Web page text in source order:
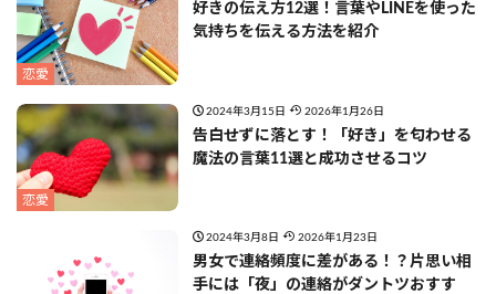
恋愛
好きの伝え方12選！言葉やLINEを使った
気持ちを伝える方法を紹介
恋愛
2024年3月15日 2026年1月26日
告白せずに落とす！「好き」を匂わせる
魔法の言葉11選と成功させるコツ
2024年3月8日 2026年1月23日
男女で連絡頻度に差がある！？片思い相
手には「夜」の連絡がダントツおすす